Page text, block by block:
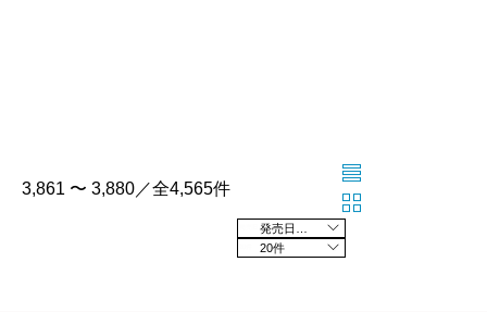
3,861 〜 3,880／全4,565件
20件